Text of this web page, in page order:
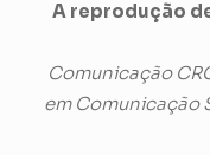
A reprodução
Comunicação
em Comunicação